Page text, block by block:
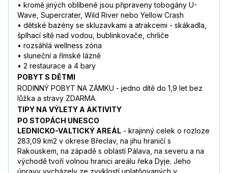
• kromě jiných oblíbené jsou připraveny tobogány U-
Wave, Supercrater, Wild River nebo Yellow Crash
• dětské bazény se skluzavkami a atrakcemi - skákadla,
šplhací sítě nad vodou, bublinkovače, chrliče
• rozsáhlá wellness zóna
• sluneční a římské lázně
• 2 restaurace a 4 bary
POBYT S DĚTMI
RODINNÝ POBYT NA ZÁMKU - jedno dítě do 1,9 let bez
lůžka a stravy ZDARMA.
TIPY NA VÝLETY A AKTIVITY
PO STOPÁCH UNESCO
LEDNICKO-VALTICKÝ AREÁL - krajinný celek o rozloze
283,09 km2 v okrese Břeclav, na jihu hraničí s
Rakouskem, na západě s oblastí Pálava, na severu a na
východě tvoří volnou hranici areálu řeka Dyje. Jeho